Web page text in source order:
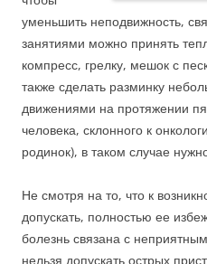
уменьшить неподвижность,
занятиями можно принять
компресс, грелку, мешок с
также сделать разминку
движениями на протяжении
человека, склонного к
родинок), в таком случае
Не смотря на то, что к
допускать, полностью ее
болезнь связана с
нельзя допускать острых